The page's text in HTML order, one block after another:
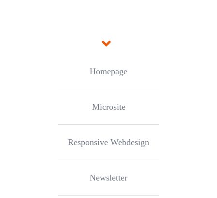
Homepage
Microsite
Responsive Webdesign
Newsletter